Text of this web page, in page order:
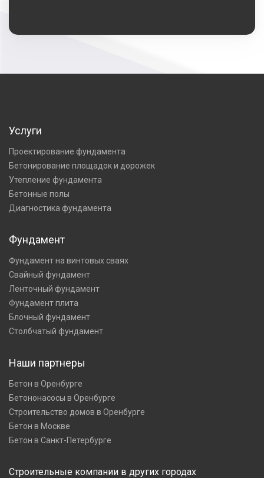
Услуги
Проектирование фундамента
Бетонирование площадок и дорожек
Утепление фундамента
Бетонные полы
Диагностика фундамента
Фундамент
Фундамент на винтовых сваях
Свайный фундамент
Ленточный фундамент
Фундамент плита
Блочный фундамент
Столбчатый фундамент
Наши партнеры
Бетон в Оренбурге
Бетононасосы в Оренбурге
Строительство домов в Оренбурге
Бетон в Москве
Бетон в Санкт-Петербурге
Строительные компании в других городах